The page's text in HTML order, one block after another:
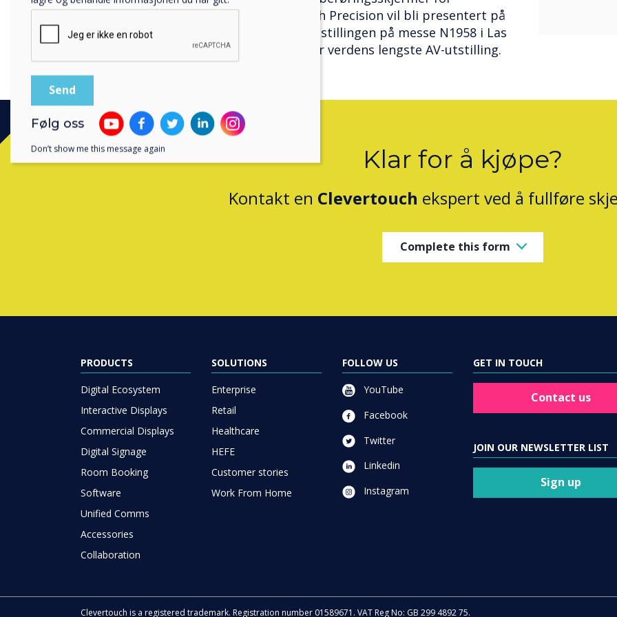
samarbeid med E-CAP og High Precision vil bli presentert på
den kommende InfoComm-utstillingen på messe N1958 i Las
Vegas 6. - 8. juni. InfoComm er verdens lengste AV-utstilling.
Klar for å kjøpe?
Kontakt en Clevertouch ekspert ved å fullføre
Complete this form
PRODUCTS
Digital Ecosystem
Interactive Displays
Commercial Displays
Digital Signage
Room Booking
Software
Unified Comms
Accessories
Collaboration
SOLUTIONS
Enterprise
Retail
Healthcare
HEFE
Customer stories
Work From Home
FOLLOW US
YouTube
Facebook
Twitter
Linkedin
Instagram
GET IN TOUCH
Contact us
JOIN OUR NEWSLETTER LIST
Sign up
Clevertouch is a registered trademark. Registration number 01589671. VAT Reg No: GB 299 4892 75.
Følg oss
Don’t show me this message again